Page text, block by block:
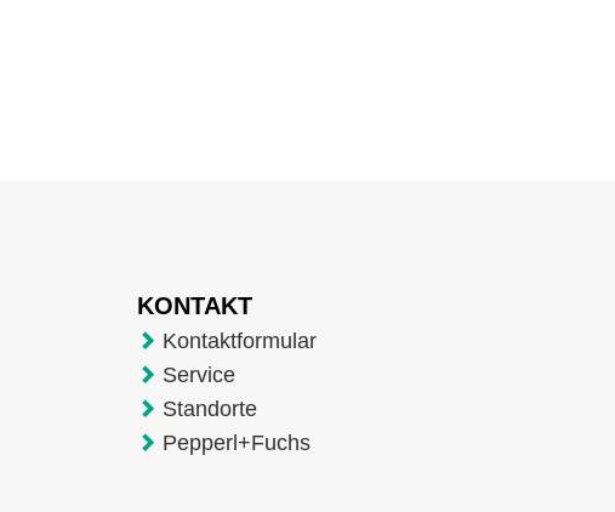
KONTAKT
Kontaktformular
Service
Standorte
Pepperl+Fuchs